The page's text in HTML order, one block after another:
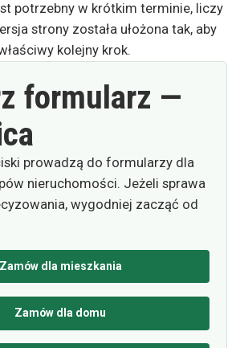
potrzebny w krótkim terminie, liczy
strony została ułożona tak, aby
kolejny krok.
formularz —
prowadzą do formularzy dla
nieruchomości. Jeżeli sprawa
wygodniej zacząć od
Zamów dla mieszkania
Zamów dla domu